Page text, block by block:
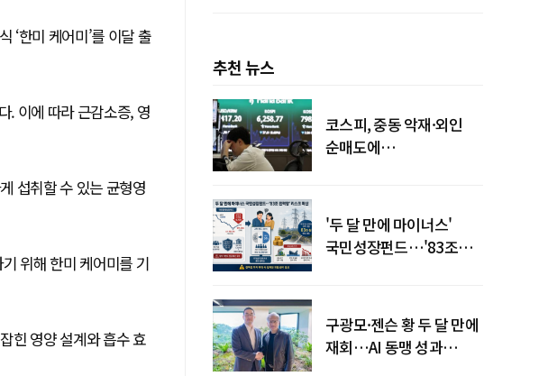
‘한미 케어미’를 이달 출
. 이에 따라 근감소증, 영
섭취할 수 있는 균형영
위해 한미 케어미를 기
힌 영양 설계와 흡수 효
추천 뉴스
코스피, 중동 악재·외인
순매도에
'두 달 만에 마이너스'
국민성장펀드…'83조
구광모·젠슨 황 두 달 만에
재회…AI 동맹 성과